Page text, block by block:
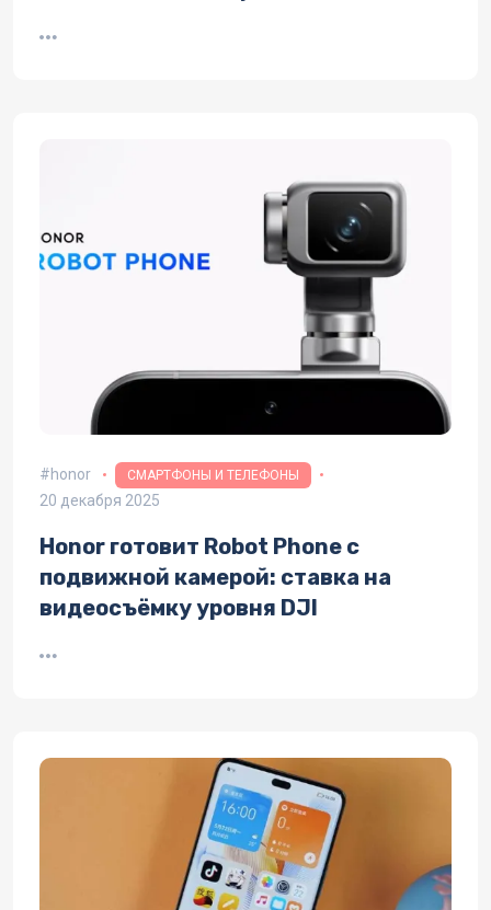
honor СМАРТФОНЫ И ТЕЛЕФОНЫ
20 декабря 2025
Honor готовит Robot Phone с
подвижной камерой: ставка на
видеосъёмку уровня DJI